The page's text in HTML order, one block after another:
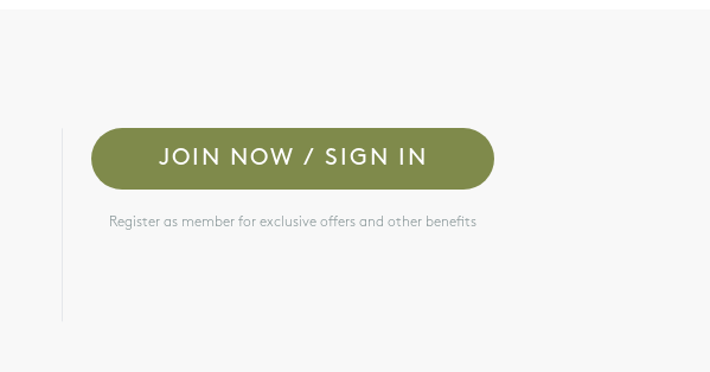
JOIN NOW / SIGN IN
Register as member for exclusive offers and other benefits